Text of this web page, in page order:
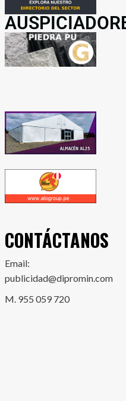
CONTÁCTANOS
Email:
publicidad@dipromin.com
M. 955 059 720